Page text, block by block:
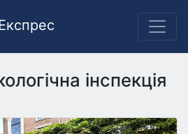
інспекція